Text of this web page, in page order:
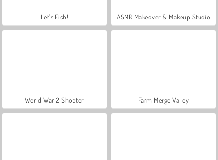
Let's Fish! ASMR Makeover & Makeup Studio
World War 2 Shooter Farm Merge Valley